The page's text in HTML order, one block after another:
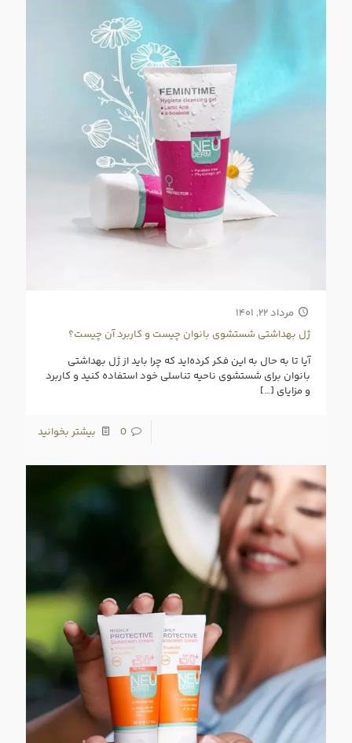
مرداد ۲۲, ۱۴۰۱
ژل بهداشتی شستشوی بانوان چیست و کاربرد آن چیست؟
آیا تا به حال به این فکر کرده‌اید که چرا باید از ژل بهداشتی
بانوان برای شستشوی ناحیه تناسلی خود استفاده کنید و کاربرد
و مزایای […]
0 بیشتر بخوانید